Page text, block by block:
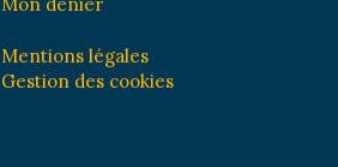
Mentions légales
Gestion des cookies